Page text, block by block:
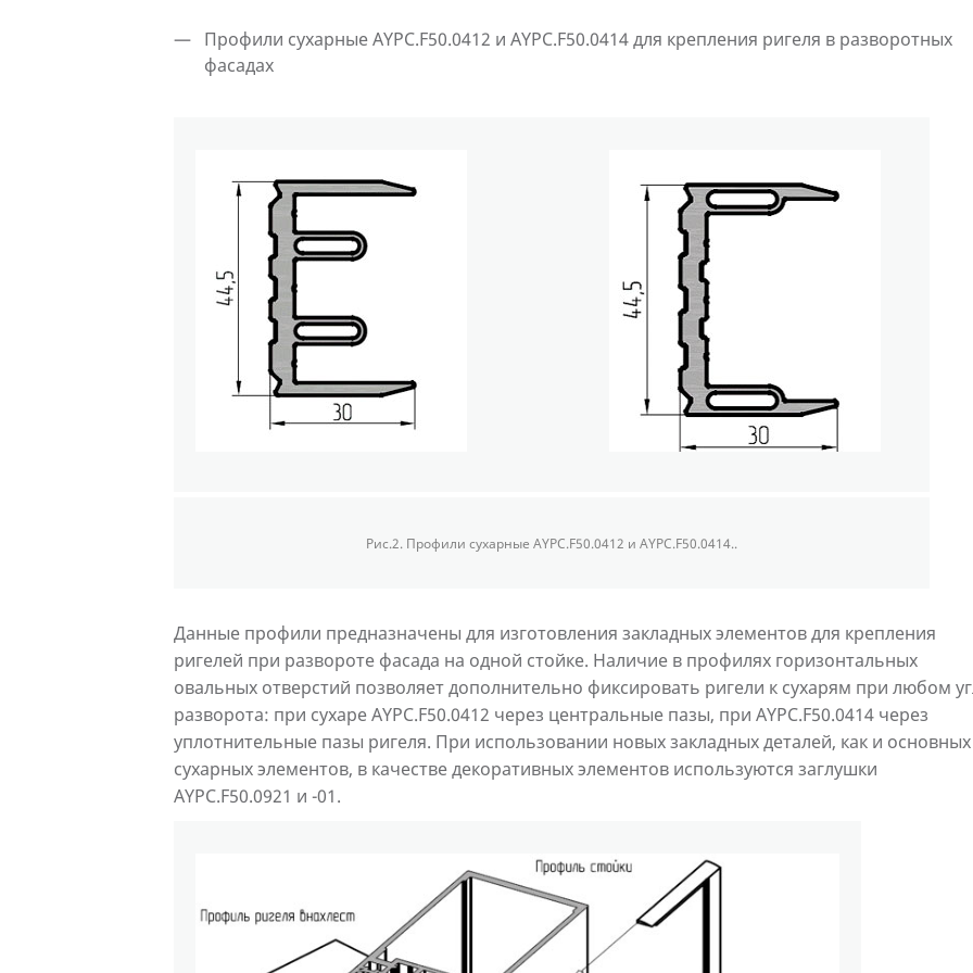
Профили сухарные AYPC.F50.0412 и AYPC.F50.0414 для крепления ригеля в разворотных
фасадах
Рис.2. Профили сухарные AYPC.F50.0412 и AYPC.F50.0414..
Данные профили предназначены для изготовления закладных элементов для крепления
ригелей при развороте фасада на одной стойке. Наличие в профилях горизонтальных
овальных отверстий позволяет дополнительно фиксировать ригели к сухарям при любом
разворота: при сухаре AYPC.F50.0412 через центральные пазы, при AYPC.F50.0414 через
уплотнительные пазы ригеля. При использовании новых закладных деталей, как и основных
сухарных элементов, в качестве декоративных элементов используются заглушки
AYPC.F50.0921 и -01.